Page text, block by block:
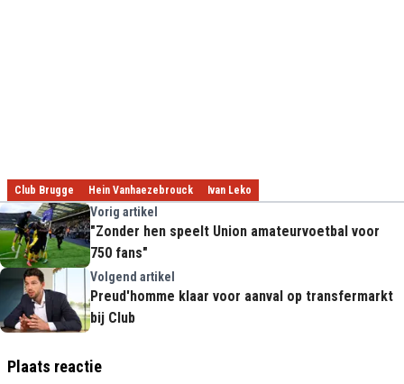
Club Brugge Hein Vanhaezebrouck Ivan Leko
Vorig artikel
"Zonder hen speelt Union amateurvoetbal voor
750 fans"
Volgend artikel
Preud'homme klaar voor aanval op transfermarkt
bij Club
Plaats reactie